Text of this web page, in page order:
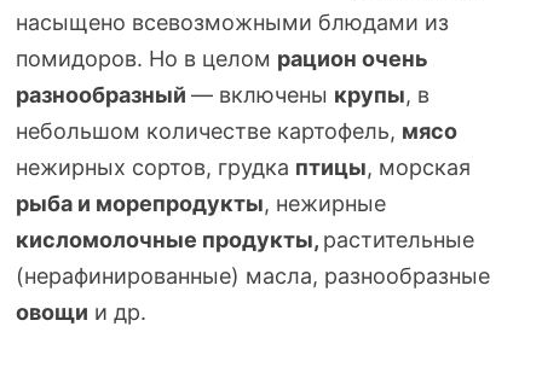
насыщено всевозможными блюдами из
помидоров. Но в целом рацион очень
разнообразный — включены крупы, в
небольшом количестве картофель, мясо
нежирных сортов, грудка птицы, морская
рыба и морепродукты, нежирные
кисломолочные продукты, растительные
(нерафинированные) масла, разнообразные
овощи и др.